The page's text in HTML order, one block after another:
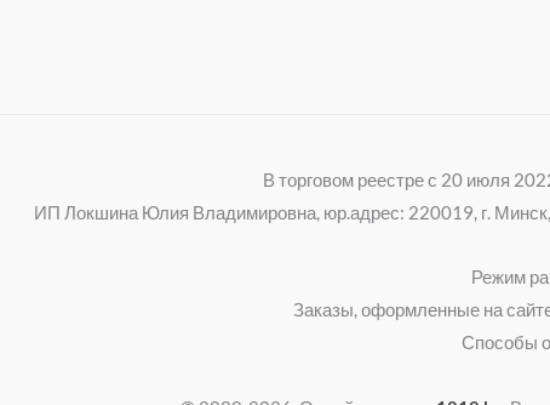
В торговом реестре с 20 июля
ИП Локшина Юлия Владимировна, юр.адрес: 220019, г.
Режим
Заказы, оформленные на
Способы